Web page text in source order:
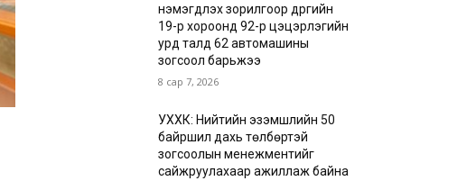
нэмэгдүүлэх зорилгоор дүүргийн
19-р хороонд 92-р цэцэрлэгийн
урд талд 62 автомашины
зогсоол барьжээ
8 сар 7, 2026
УХХК: Нийтийн эзэмшлийн 50
байршил дахь төлбөртэй
зогсоолын менежментийг
сайжруулахаар ажиллаж байна